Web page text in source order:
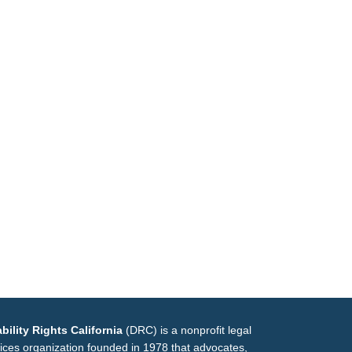
Rights California (DRC) is a nonprofit legal
organization founded in 1978 that advocates,